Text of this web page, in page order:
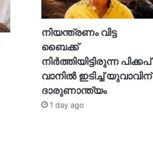
നിയന്ത്രണം വിട്ട
ബൈക്ക്
നിർത്തിയിട്ടിരുന്ന പിക്കപ്
വാനിൽ ഇടിച്ച് യുവാവിന്
ദാരുണാന്ത്യം
1 day ago